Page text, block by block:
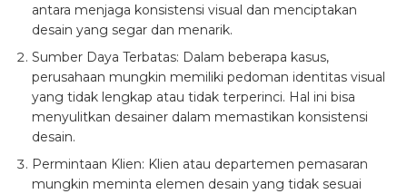
antara menjaga konsistensi visual dan menciptakan
desain yang segar dan menarik.
Sumber Daya Terbatas: Dalam beberapa kasus,
perusahaan mungkin memiliki pedoman identitas visual
yang tidak lengkap atau tidak terperinci. Hal ini bisa
menyulitkan desainer dalam memastikan konsistensi
desain.
Permintaan Klien: Klien atau departemen pemasaran
mungkin meminta elemen desain yang tidak sesuai